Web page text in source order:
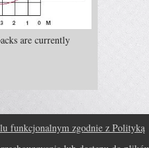
are currently
funkcjonalnym zgodnie z Polityką